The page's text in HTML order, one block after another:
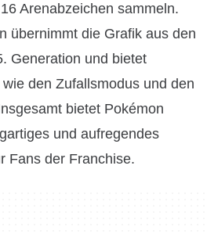
Arenabzeichen sammeln.
übernimmt die Grafik aus den
Generation und bietet
den Zufallsmodus und den
bietet Pokémon
und aufregendes
Fans der Franchise.